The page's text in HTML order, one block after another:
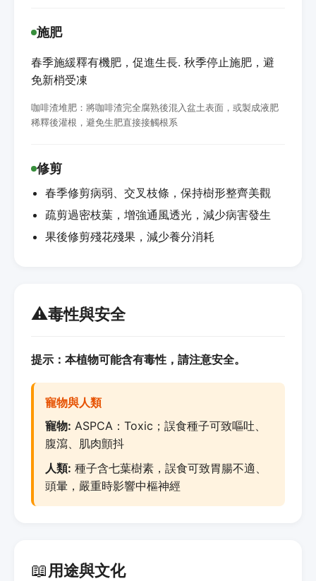
施肥
春季施緩釋有機肥，促進生長. 秋季停止施肥，避
免新梢受凍
咖啡渣堆肥：將咖啡渣完全腐熟後混入盆土表面，或製成液肥
稀釋後灌根，避免生肥直接接觸根系
修剪
春季修剪病弱、交叉枝條，保持樹形整齊美觀
疏剪過密枝葉，增強通風透光，減少病害發生
果後修剪殘花殘果，減少養分消耗
⚠️毒性與安全
提示：本植物可能含有毒性，請注意安全。
寵物與人類
寵物: ASPCA：Toxic；誤食種子可致嘔吐、
腹瀉、肌肉顫抖
人類: 種子含七葉樹素，誤食可致胃腸不適、
頭暈，嚴重時影響中樞神經
📖用途與文化